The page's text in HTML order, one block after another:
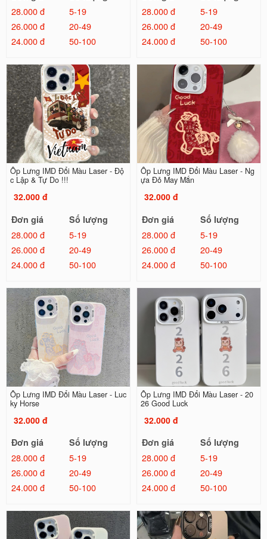
28.000 đ
5-19
26.000 đ
20-49
24.000 đ
50-100
28.000 đ
5-19
26.000 đ
20-49
24.000 đ
50-100
Ốp Lưng IMD Đổi Màu Laser - Độ
c Lập & Tự Do !!!
32.000 đ
Đơn giá
Số lượng
28.000 đ
5-19
26.000 đ
20-49
24.000 đ
50-100
Ốp Lưng IMD Đổi Màu Laser - Ng
ựa Đỏ May Mắn
32.000 đ
Đơn giá
Số lượng
28.000 đ
5-19
26.000 đ
20-49
24.000 đ
50-100
Ốp Lưng IMD Đổi Màu Laser - Luc
ky Horse
32.000 đ
Đơn giá
Số lượng
28.000 đ
5-19
26.000 đ
20-49
24.000 đ
50-100
Ốp Lưng IMD Đổi Màu Laser - 20
26 Good Luck
32.000 đ
Đơn giá
Số lượng
28.000 đ
5-19
26.000 đ
20-49
24.000 đ
50-100